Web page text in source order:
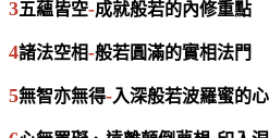
3五蘊皆空-成就般若的內修重點
4諸法空相-般若圓滿的實相法門
5無智亦無得-入深般若波羅蜜的